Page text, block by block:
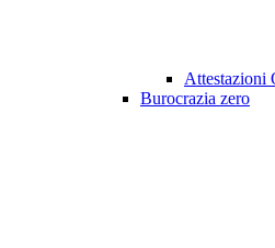
Attestazioni
Burocrazia zero